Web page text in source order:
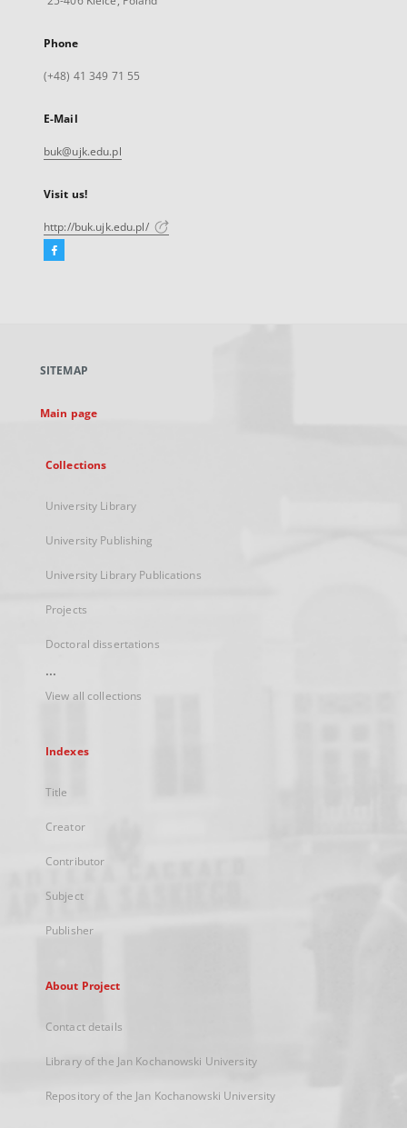
Phone
(+48) 41 349 71 55
E-Mail
buk@ujk.edu.pl
Visit us!
http://buk.ujk.edu.pl/
Facebook
new
SITEMAP
Main page
Collections
University Library
University Publishing
University Library Publications
Projects
Doctoral dissertations
...
View all collections
Indexes
Title
Creator
Contributor
Subject
Publisher
About Project
Contact details
Library of the Jan Kochanowski University
Repository of the Jan Kochanowski University